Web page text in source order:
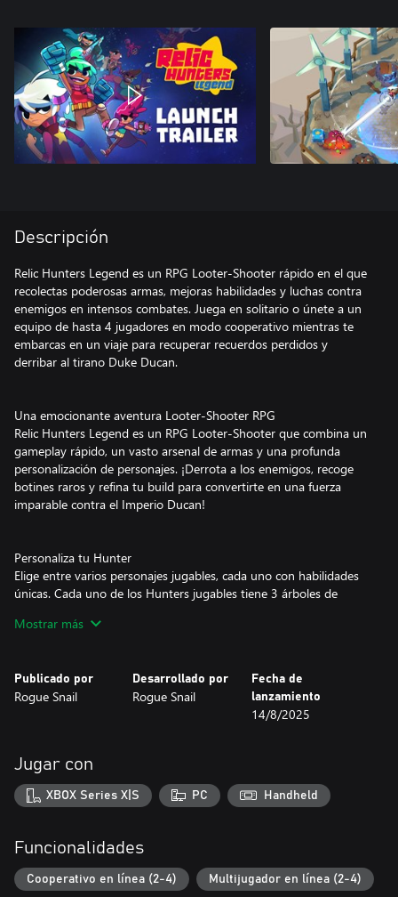
Descripción
Relic Hunters Legend es un RPG Looter-Shooter rápido en el que
recolectas poderosas armas, mejoras habilidades y luchas contra
enemigos en intensos combates. Juega en solitario o únete a un
equipo de hasta 4 jugadores en modo cooperativo mientras te
embarcas en un viaje para recuperar recuerdos perdidos y
derribar al tirano Duke Ducan.
Una emocionante aventura Looter-Shooter RPG
Relic Hunters Legend es un RPG Looter-Shooter que combina un
gameplay rápido, un vasto arsenal de armas y una profunda
personalización de personajes. ¡Derrota a los enemigos, recoge
botines raros y refina tu build para convertirte en una fuerza
imparable contra el Imperio Ducan!
Personaliza tu Hunter
Elige entre varios personajes jugables, cada uno con habilidades
únicas. Cada uno de los Hunters jugables tiene 3 árboles de
como desees, y combinado con la asignación de puntos de
debes descubrir, fabricar y mejorar... ¡hay mucha más
profundidad RPG de la que parece a simple vista!
Juega a tu manera
Juega en el modo de un solo jugador offline o únete a hasta tres
amigos en el cooperativo online. Puedes centrarte directamente
en la campaña de historia de 30 horas... ¡o ignorarla
sistemas de final del juego!
Desbloquea Hunters en el orden que prefieras y explora el
Mostrar más
Publicado por
Rogue Snail
Desarrollado por
Rogue Snail
Fecha de
lanzamiento
14/8/2025
Jugar con
XBOX Series X|S PC Handheld
Funcionalidades
Cooperativo en línea (2-4) Multijugador en línea (2-4)